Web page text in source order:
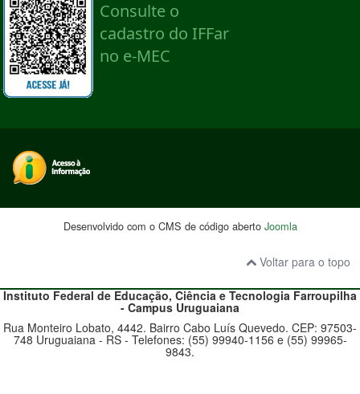
Desenvolvido com o CMS de código aberto Joomla
Voltar para o topo
Instituto Federal de Educação, Ciência e TecnologiaFarroupilha
- Campus Uruguaiana
Rua Monteiro Lobato, 4442. Bairro Cabo Luís Quevedo. CEP: 97503-
748 Uruguaiana - RS - Telefones: (55) 99940-1156 e (55) 99965-
9843.